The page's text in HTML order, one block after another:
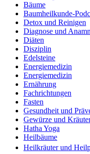
Bäume
Baumheilkunde-
Detox und Reinigen
Diagnose und
Diäten
Disziplin
Edelsteine
Energiemedizin
Energiemedizin
Ernährung
Fachrichtungen
Fasten
Gesundheit und
Gewürze und
Hatha Yoga
Heilbäume
Heilkräuter und